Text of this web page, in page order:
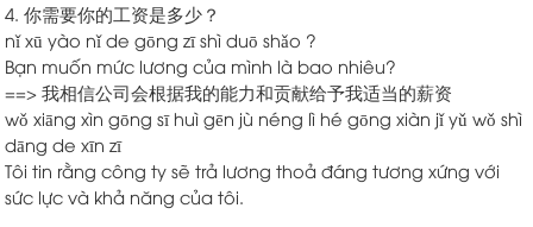
4. 你需要你的工资是多少？
nǐ xū yào nǐ de gōng zī shì duō shǎo ?
Bạn muốn mức lương của mình là bao nhiêu?
==> 我相信公司会根据我的能力和贡献给予我适当的薪资
wǒ xiāng xìn gōng sī huì gēn jù néng lì hé gōng xiàn jǐ yǔ wǒ shì
dāng de xīn zī
Tôi tin rằng công ty sẽ trả lương thoả đáng tương xứng với
sức lực và khả năng của tôi.